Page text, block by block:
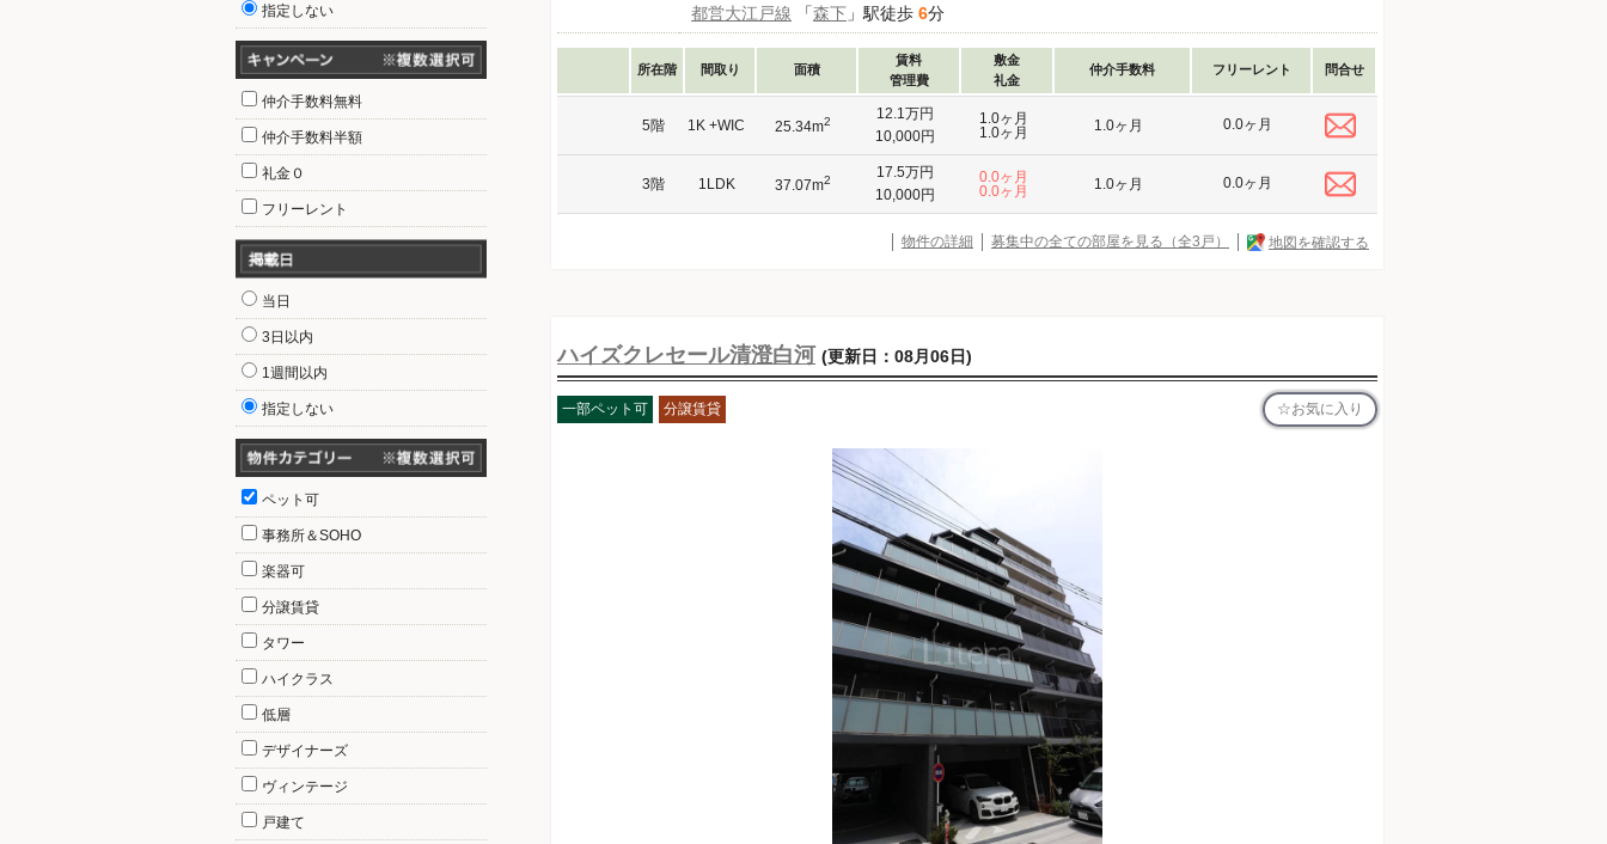
都営大江戸線 「森下 」駅徒歩 6分
所在階 間取り 面積
賃料
管理費
敷金
礼金
仲介手数料 フリーレント 問合せ
12.1万円
10,000円
1.0ヶ月
1.0ヶ月
1.0ヶ月 0.0ヶ月
5階 1K +WIC 25.34m2
17.5万円
10,000円
0.0ヶ月
0.0ヶ月
1.0ヶ月 0.0ヶ月
3階 1LDK 37.07m2
物件の詳細 募集中の全ての部屋を見る（全3戸） 地図を確認する
ハイズクレセール清澄白河 (更新日：08月06日)
一部ペット可 分譲賃貸 お気に入り
指定しない
仲介手数料無料
仲介手数料半額
礼金０
フリーレント
当日
3日以内
1週間以内
指定しない
ペット可
事務所＆SOHO
楽器可
分譲賃貸
タワー
ハイクラス
低層
デザイナーズ
ヴィンテージ
戸建て